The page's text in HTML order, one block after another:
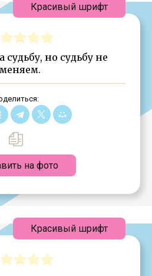
судьбу, но судьбу не
меняем.
на фото
Красивый шрифт
Красивый шрифт